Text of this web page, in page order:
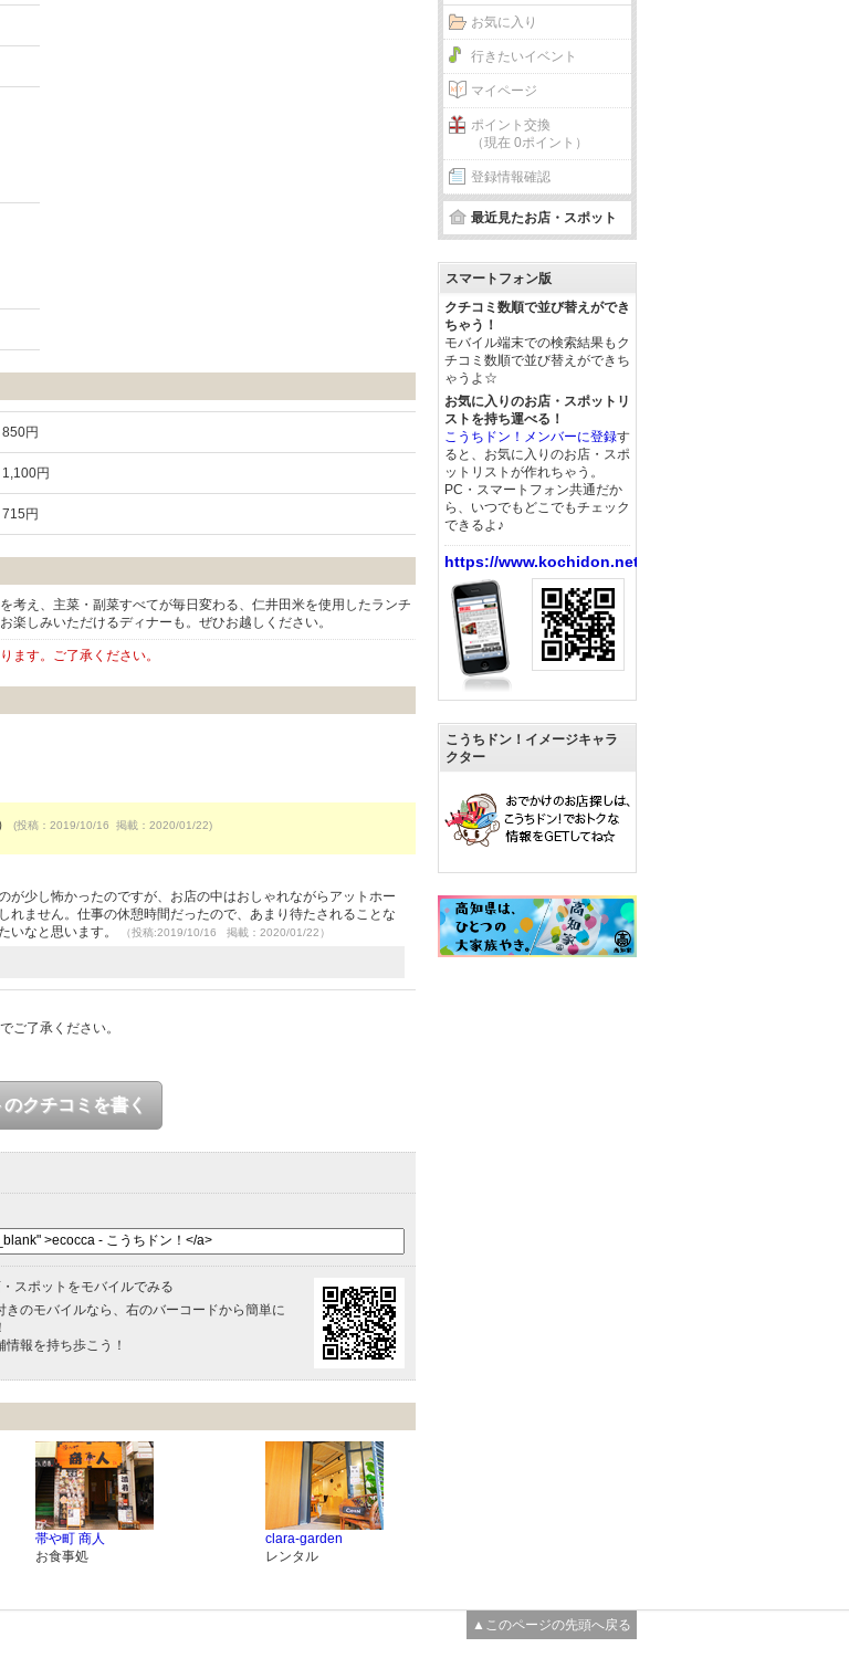
850円
1,100円
715円
考え、主菜・副菜すべてが毎日変わる、仁井田米を使用したランチ
楽しみいただけるディナーも。ぜひお越しください。
ます。ご了承ください。
(投稿：2019/10/16 掲載：2020/01/22)
少し怖かったのですが、お店の中はおしゃれながらアットホー
ません。仕事の休憩時間だったので、あまり待たされることな
いなと思います。
（投稿:2019/10/16 掲載：2020/01/22）
ご了承ください。
クチコミを書く
・スポットをモバイルでみる
きのモバイルなら、右のバーコードから簡単に
情報を持ち歩こう！
帯や町 商人
お食事処
clara-garden
レンタル
お気に入り
行きたいイベント
マイページ
ポイント交換
（現在 0ポイント）
登録情報確認
最近見たお店・スポット
スマートフォン版
クチコミ数順で並び替えができ
ちゃう！
モバイル端末での検索結果もク
チコミ数順で並び替えができち
ゃうよ☆
お気に入りのお店・スポットリ
ストを持ち運べる！
こうちドン！メンバーに登録す
ると、お気に入りのお店・スポ
ットリストが作れちゃう。
PC・スマートフォン共通だか
ら、いつでもどこでもチェック
できるよ♪
https://www.kochidon.net/
こうちドン！イメージキャラ
クター
▲このページの先頭へ戻る